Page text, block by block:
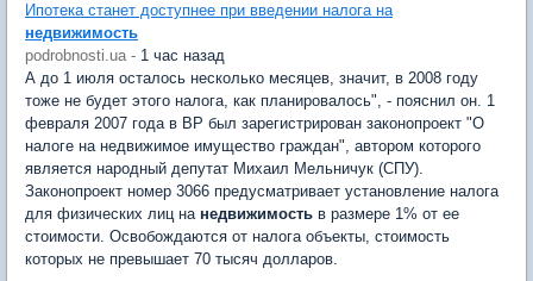
Ипотека станет доступнее при введении налога на
недвижимость
podrobnosti.ua - 1 час назад
А до 1 июля осталось несколько месяцев, значит, в 2008 году
тоже не будет этого налога, как планировалось", - пояснил он. 1
февраля 2007 года в ВР был зарегистрирован законопроект "О
налоге на недвижимое имущество граждан", автором которого
является народный депутат Михаил Мельничук (СПУ).
Законопроект номер 3066 предусматривает установление налога
для физических лиц на недвижимость в размере 1% от ее
стоимости. Освобождаются от налога объекты, стоимость
которых не превышает 70 тысяч долларов.